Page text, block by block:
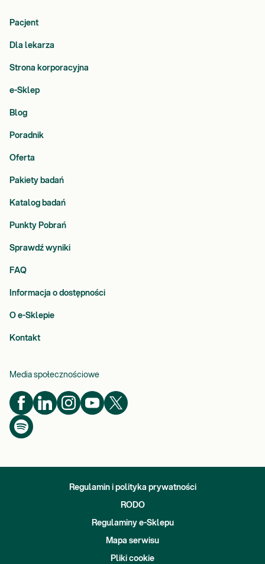
Pacjent
Dla lekarza
Strona korporacyjna
e-Sklep
Blog
Poradnik
Oferta
Pakiety badań
Katalog badań
Punkty Pobrań
Sprawdź wyniki
FAQ
Informacja o dostępności
O e-Sklepie
Kontakt
Media społecznościowe
Regulamin i polityka prywatności
RODO
Regulaminy e-Sklepu
Mapa serwisu
Pliki cookie